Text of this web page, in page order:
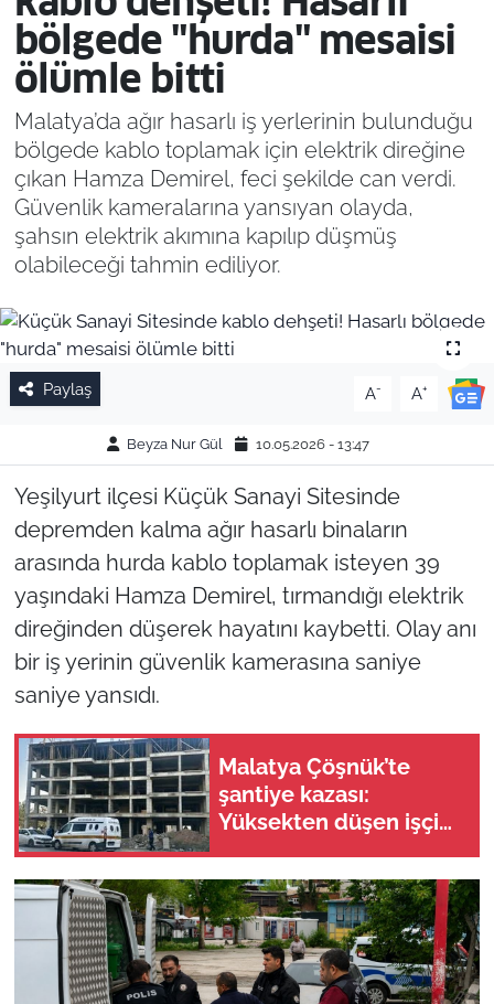
bölgede "hurda" mesaisi
ölümle bitti
Malatya’da ağır hasarlı iş yerlerinin bulunduğu
bölgede kablo toplamak için elektrik direğine
çıkan Hamza Demirel, feci şekilde can verdi.
Güvenlik kameralarına yansıyan olayda,
şahsın elektrik akımına kapılıp düşmüş
olabileceği tahmin ediliyor.
Paylaş A- A+
Beyza Nur Gül 10.05.2026 - 13:47
Yeşilyurt ilçesi Küçük Sanayi Sitesinde
depremden kalma ağır hasarlı binaların
arasında hurda kablo toplamak isteyen 39
yaşındaki Hamza Demirel, tırmandığı elektrik
direğinden düşerek hayatını kaybetti. Olay anı
bir iş yerinin güvenlik kamerasına saniye
saniye yansıdı.
Malatya Çöşnük’te
şantiye kazası:
Yüksekten düşen işçi